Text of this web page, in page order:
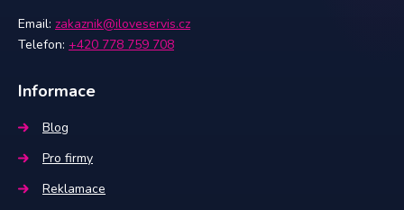
Email: zakaznik@iloveservis.cz
Telefon: +420 778 759 708
Informace
Blog
Pro firmy
Reklamace